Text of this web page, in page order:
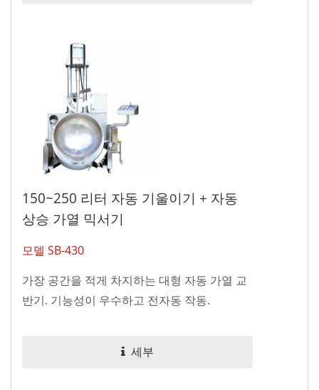
150~250 리터 자동 기울이기 + 자동
상승 가열 믹서기
모델 SB-430
가장 공간을 적게 차지하는 대형 자동 가열 교
반기. 기능성이 우수하고 전자동 작동.
세부